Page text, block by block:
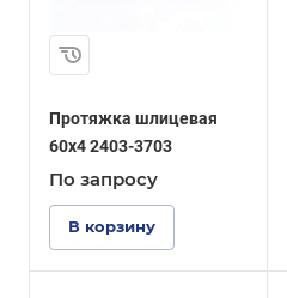
Протяжка шлицевая
60x4 2403-3703
По запросу
В корзину